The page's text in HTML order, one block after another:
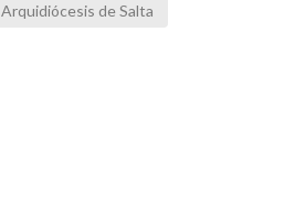
Arquidiócesis de Salta